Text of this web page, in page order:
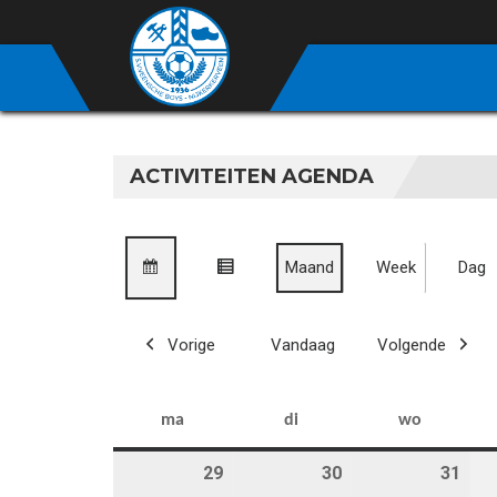
ACTIVITEITEN AGENDA
als
Maand Week
Dag
Vorige Vandaag Volgende
ma di wo
29 29 januari 2024
30 30 januari 2024
31 31